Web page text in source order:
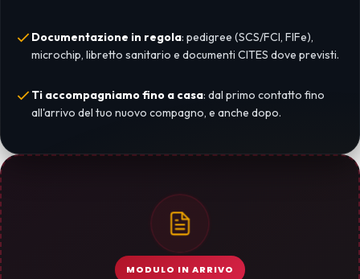
Documentazione in regola: pedigree (SCS/FCI, FIFe),
microchip, libretto sanitario e documenti CITES dove previsti.
Ti accompagniamo fino a casa: dal primo contatto fino
all'arrivo del tuo nuovo compagno, e anche dopo.
MODULO IN ARRIVO